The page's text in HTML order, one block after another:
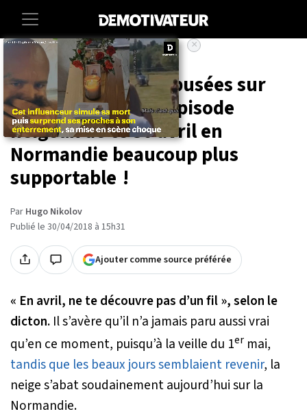
Societe
Vos réactions désabusées sur
Twitter rendent l'épisode
neigeux de ce 30 avril en
Normandie beaucoup plus
supportable !
Par Hugo Nikolov
Publié le 30/04/2018 à 15h31
Ajouter comme source préférée
« En avril, ne te découvre pas d’un fil », selon le
dicton. Il s’avère qu’il n’a jamais paru aussi vrai
qu’en ce moment, puisqu’à la veille du 1er mai,
tandis que les beaux jours semblaient revenir, la
neige s’abat soudainement aujourd’hui sur la
Normandie.
×